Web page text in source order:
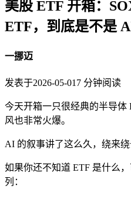
美股 ETF 开箱：
ETF，到底是不是
一挪迈
发表于2026-05-01 7 分钟阅读
今天开箱一只很经典的半导
风也非常火爆。
AI 的叙事讲了这么久，绕来绕
如果你还不知道 ETF 是什么
列：